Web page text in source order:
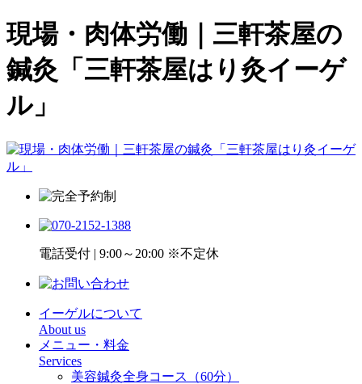
現場・肉体労働｜三軒茶屋の
鍼灸「三軒茶屋はり灸イーゲ
ル」
電話受付 | 9:00～20:00 ※不定休
イーゲルについて
About us
メニュー・料金
Services
美容鍼灸全身コース（60分）